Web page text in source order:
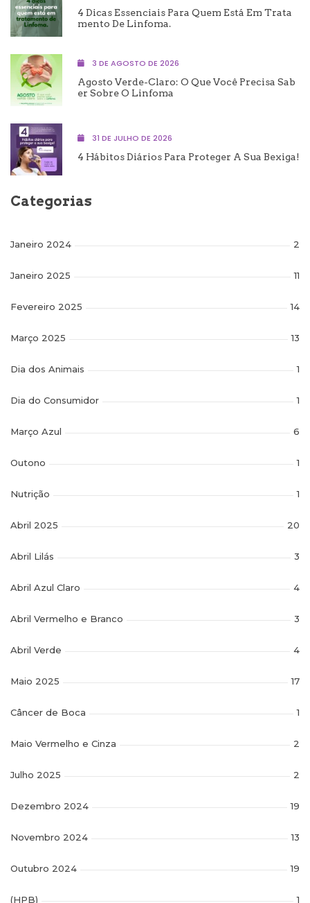
4 Dicas Essenciais Para Quem Está Em Trata
Mento De Linfoma.
3 DE AGOSTO DE 2026
Agosto Verde-Claro: O Que Você Precisa Sab
Er Sobre O Linfoma
31 DE JULHO DE 2026
4 Hábitos Diários Para Proteger A Sua Bexiga!
Categorias
Janeiro 2024 2
Janeiro 2025 11
Fevereiro 2025 14
Março 2025 13
Dia dos Animais 1
Dia do Consumidor 1
Março Azul 6
Outono 1
Nutrição 1
Abril 2025 20
Abril Lilás 3
Abril Azul Claro 4
Abril Vermelho e Branco 3
Abril Verde 4
Maio 2025 17
Câncer de Boca 1
Maio Vermelho e Cinza 2
Julho 2025 2
Dezembro 2024 19
Novembro 2024 13
Outubro 2024 19
(HPB) 1